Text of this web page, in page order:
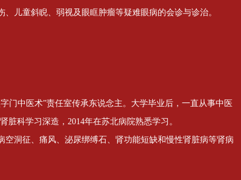
儿童斜睨、弱视及眼眶肿瘤等疑难眼病的会诊与诊治。
门中医术”责任室传承东说念主。大学毕业后，一直从事中医
脏科学习深造，2014年在苏北病院熟悉学习。
洞征、痛风、泌尿绑缚石、肾功能短缺和慢性肾脏病等肾病